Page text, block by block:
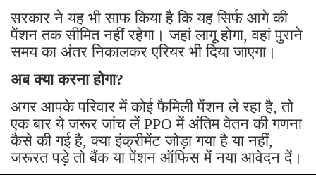
सरकार ने यह भी साफ किया है कि यह सिर्फ आगे की
पेंशन तक सीमित नहीं रहेगा। जहां लागू होगा, वहां पुराने
समय का अंतर निकालकर एरियर भी दिया जाएगा।
अब क्या करना होगा?
अगर आपके परिवार में कोई फैमिली पेंशन ले रहा है, तो
एक बार ये जरूर जांच लें PPO में अंतिम वेतन की गणना
कैसे की गई है, क्या इंक्रीमेंट जोड़ा गया है या नहीं,
जरूरत पड़े तो बैंक या पेंशन ऑफिस में नया आवेदन दें।